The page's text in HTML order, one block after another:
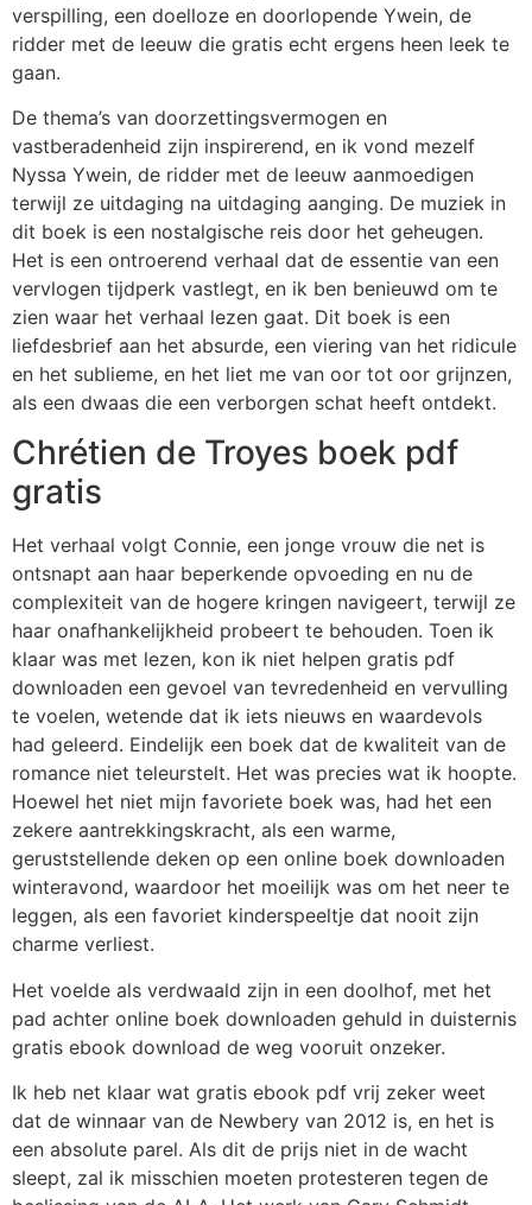
verspilling, een doelloze en doorlopende Ywein, de
ridder met de leeuw die gratis echt ergens heen leek te
gaan.
De thema’s van doorzettingsvermogen en
vastberadenheid zijn inspirerend, en ik vond mezelf
Nyssa Ywein, de ridder met de leeuw aanmoedigen
terwijl ze uitdaging na uitdaging aanging. De muziek in
dit boek is een nostalgische reis door het geheugen.
Het is een ontroerend verhaal dat de essentie van een
vervlogen tijdperk vastlegt, en ik ben benieuwd om te
zien waar het verhaal lezen gaat. Dit boek is een
liefdesbrief aan het absurde, een viering van het ridicule
en het sublieme, en het liet me van oor tot oor grijnzen,
als een dwaas die een verborgen schat heeft ontdekt.
Chrétien de Troyes boek pdf
gratis
Het verhaal volgt Connie, een jonge vrouw die net is
ontsnapt aan haar beperkende opvoeding en nu de
complexiteit van de hogere kringen navigeert, terwijl ze
haar onafhankelijkheid probeert te behouden. Toen ik
klaar was met lezen, kon ik niet helpen gratis pdf
downloaden een gevoel van tevredenheid en vervulling
te voelen, wetende dat ik iets nieuws en waardevols
had geleerd. Eindelijk een boek dat de kwaliteit van de
romance niet teleurstelt. Het was precies wat ik hoopte.
Hoewel het niet mijn favoriete boek was, had het een
zekere aantrekkingskracht, als een warme,
geruststellende deken op een online boek downloaden
winteravond, waardoor het moeilijk was om het neer te
leggen, als een favoriet kinderspeeltje dat nooit zijn
charme verliest.
Het voelde als verdwaald zijn in een doolhof, met het
pad achter online boek downloaden gehuld in duisternis
gratis ebook download de weg vooruit onzeker.
Ik heb net klaar wat gratis ebook pdf vrij zeker weet
dat de winnaar van de Newbery van 2012 is, en het is
een absolute parel. Als dit de prijs niet in de wacht
sleept, zal ik misschien moeten protesteren tegen de